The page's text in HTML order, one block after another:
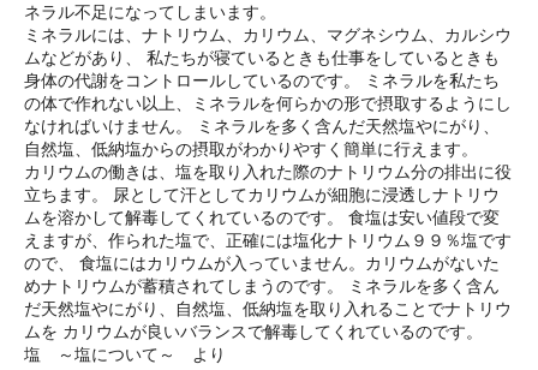
ネラル不足になってしまいます。
ミネラルには、ナトリウム、カリウム、マグネシウム、カルシウ
ムなどがあり、 私たちが寝ているときも仕事をしているときも
身体の代謝をコントロールしているのです。 ミネラルを私たち
の体で作れない以上、ミネラルを何らかの形で摂取するようにし
なければいけません。 ミネラルを多く含んだ天然塩やにがり、
自然塩、低納塩からの摂取がわかりやすく簡単に行えます。
カリウムの働きは、塩を取り入れた際のナトリウム分の排出に役
立ちます。 尿として汗としてカリウムが細胞に浸透しナトリウ
ムを溶かして解毒してくれているのです。 食塩は安い値段で変
えますが、作られた塩で、正確には塩化ナトリウム９９％塩です
ので、 食塩にはカリウムが入っていません。カリウムがないた
めナトリウムが蓄積されてしまうのです。 ミネラルを多く含ん
だ天然塩やにがり、自然塩、低納塩を取り入れることでナトリウ
ムを カリウムが良いバランスで解毒してくれているのです。
塩 ～塩について～ より